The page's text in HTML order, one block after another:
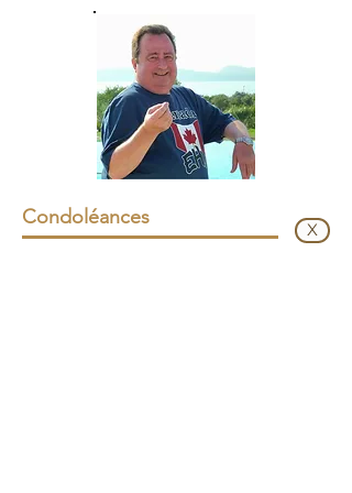
Condoléances
X